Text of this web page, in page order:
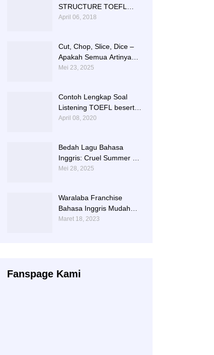
STRUCTURE TOEFL
NTC KAMPUNG INGGRIS
April 06, 2018
Cut, Chop, Slice, Dice –
Apakah Semua Artinya
“Memotong”? | 0813-
Mei 23, 2025
Contoh Lengkap Soal
Listening TOEFL beserta
Audionya | 085856362225
April 08, 2020
Bedah Lagu Bahasa
Inggris: Cruel Summer –
Taylor Swift | 0813-2597-
Mei 28, 2025
Waralaba Franchise
Bahasa Inggris Mudah
dan Aman | 085 856 362
Maret 18, 2023
Fanspage Kami